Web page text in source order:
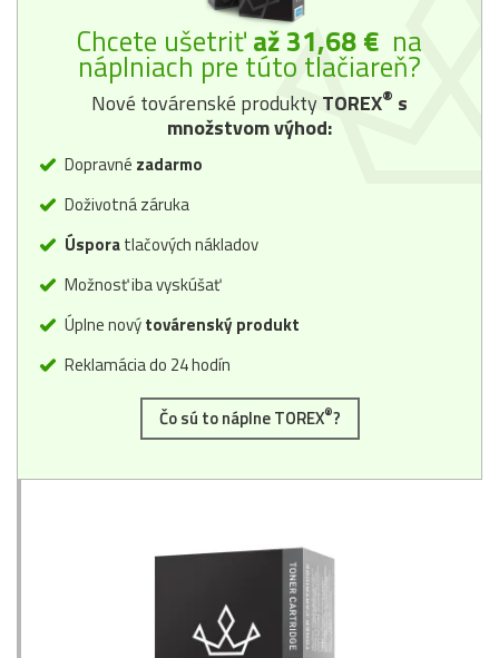
Chcete ušetriťaž 31,68 € na
náplniach pre túto tlačiareň?
Nové továrenské produktyTOREX® s
množstvom výhod:
Dopravné zadarmo
Doživotná záruka
Úsporatlačových nákladov
Možnosť iba vyskúšať
Úplne novýtovárenský produkt
Reklamácia do 24 hodín
Čo sú to náplne TOREX®?